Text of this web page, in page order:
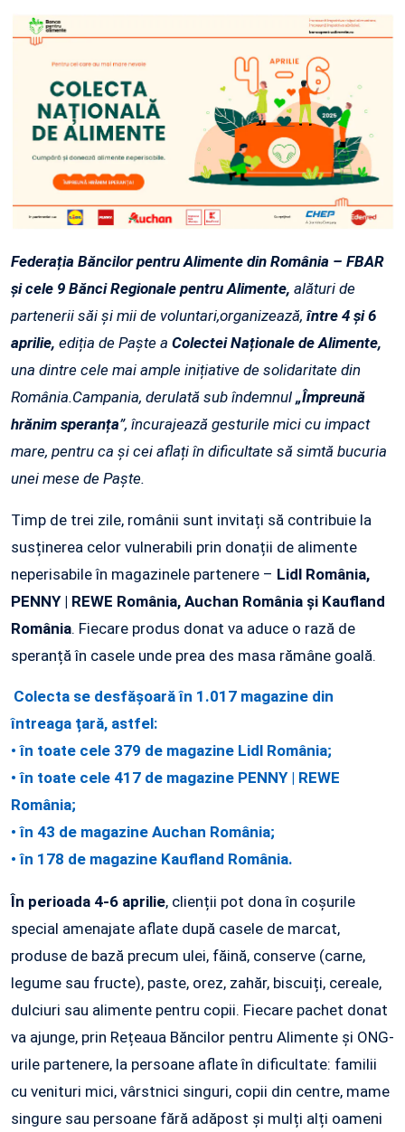
Federația Băncilor pentru Alimente din România – FBAR
și cele 9 Bănci Regionale pentru Alimente, alături de
partenerii săi și mii de voluntari,organizează, între 4 și 6
aprilie, ediția de Paște a Colectei Naționale de Alimente,
una dintre cele mai ample inițiative de solidaritate din
România.Campania, derulată sub îndemnul „Împreună
hrănim speranța”, încurajează gesturile mici cu impact
mare, pentru ca și cei aflați în dificultate să simtă bucuria
unei mese de Paște.
Timp de trei zile, românii sunt invitați să contribuie la
susținerea celor vulnerabili prin donații de alimente
neperisabile în magazinele partenere – Lidl România,
PENNY | REWE România, Auchan România și Kaufland
România. Fiecare produs donat va aduce o rază de
speranță în casele unde prea des masa rămâne goală.
Colecta se desfășoară în 1.017 magazine din
întreaga țară, astfel:
• în toate cele 379 de magazine Lidl România;
• în toate cele 417 de magazine PENNY | REWE
România;
• în 43 de magazine Auchan România;
• în 178 de magazine Kaufland România.
În perioada 4-6 aprilie, clienții pot dona în coșurile
special amenajate aflate după casele de marcat,
produse de bază precum ulei, făină, conserve (carne,
legume sau fructe), paste, orez, zahăr, biscuiți, cereale,
dulciuri sau alimente pentru copii. Fiecare pachet donat
va ajunge, prin Rețeaua Băncilor pentru Alimente și ONG-
urile partenere, la persoane aflate în dificultate: familii
cu venituri mici, vârstnici singuri, copii din centre, mame
singure sau persoane fără adăpost și mulți alți oameni